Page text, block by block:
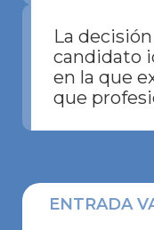
La
candidato
en la que
que
ENTRADA